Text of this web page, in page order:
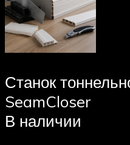
Станок
SeamCloser
В наличии